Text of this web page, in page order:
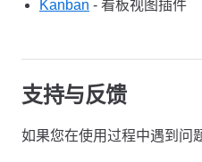
Kanban - 看板视图插件
支持与反馈
如果您在使用过程中遇到问